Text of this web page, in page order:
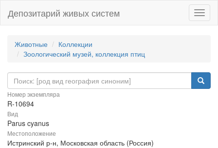
Депозитарий живых систем
Животные
Коллекции
Зоологический музей, коллекция птиц
Номер экземпляра
R-10694
Вид
Parus cyanus
Местоположение
Истринский р-н, Московская область (Россия)